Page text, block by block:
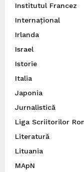
Institutul Francez
Internațional
Irlanda
Israel
Istorie
Italia
Japonia
Jurnalistică
Liga Scriitorilor
Literatură
Lituania
MApN